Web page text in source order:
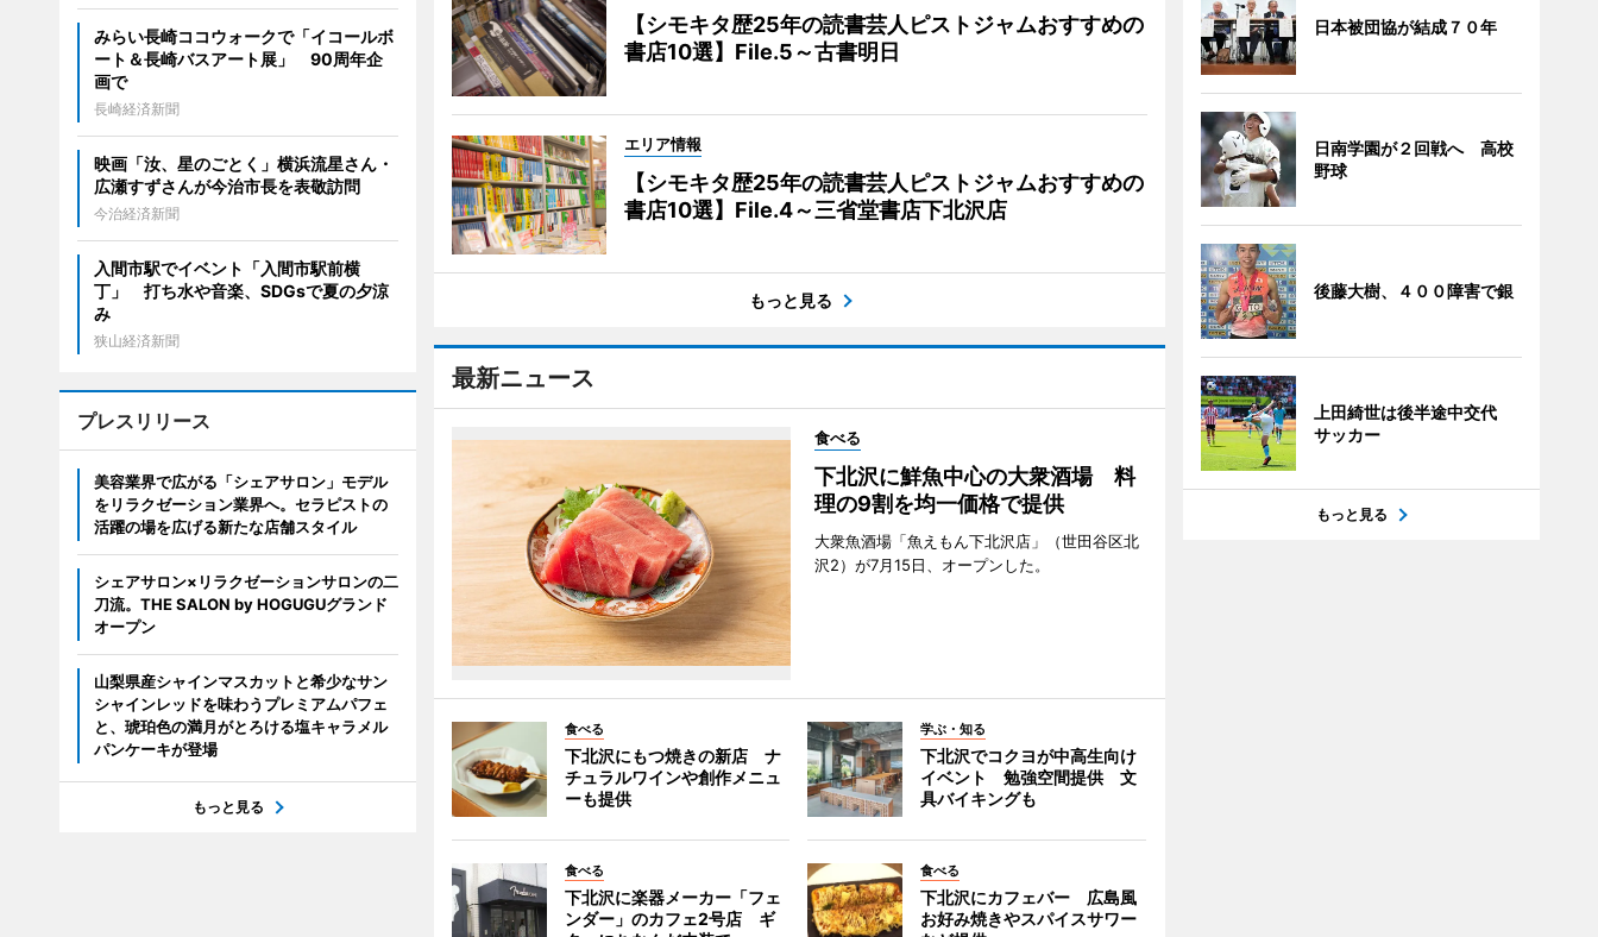
【シモキタ歴25年の読書芸人ピストジャムおすすめの
書店10選】File.5～古書明日
エリア情報
【シモキタ歴25年の読書芸人ピストジャムおすすめの
書店10選】File.4～三省堂書店下北沢店
もっと見る
最新ニュース
食べる
下北沢に鮮魚中心の大衆酒場 料
理の9割を均一価格で提供
大衆魚酒場「魚えもん下北沢店」（世田谷区北
沢2）が7月15日、オープンした。
食べる
下北沢にもつ焼きの新店 ナ
チュラルワインや創作メニュ
ーも提供
学ぶ・知る
下北沢でコクヨが中高生向け
イベント 勉強空間提供 文
具バイキングも
食べる
下北沢に楽器メーカー「フェ
ンダー」のカフェ2号店 ギ
食べる
下北沢にカフェバー 広島風
お好み焼きやスパイスサワー
みらい長崎ココウォークで「イコールボ
ート＆長崎バスアート展」 90周年企
画で
長崎経済新聞
映画「汝、星のごとく」横浜流星さん・
広瀬すずさんが今治市長を表敬訪問
今治経済新聞
入間市駅でイベント「入間市駅前横
丁」 打ち水や音楽、SDGsで夏の夕涼
み
狭山経済新聞
プレスリリース
美容業界で広がる「シェアサロン」モデル
をリラクゼーション業界へ。セラピストの
活躍の場を広げる新たな店舗スタイル
シェアサロン×リラクゼーションサロンの二
刀流。THE SALON by HOGUGUグランド
オープン
山梨県産シャインマスカットと希少なサン
シャインレッドを味わうプレミアムパフェ
と、琥珀色の満月がとろける塩キャラメル
パンケーキが登場
もっと見る
日本被団協が結成７０年
日南学園が２回戦へ 高校
野球
後藤大樹、４００障害で銀
上田綺世は後半途中交代
サッカー
もっと見る